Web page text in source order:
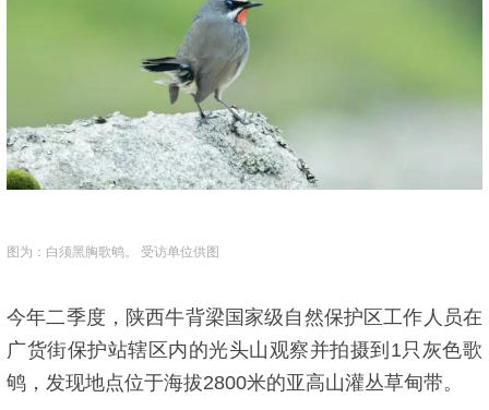
图为：白须黑胸歌鸲。 受访单位供图
今年二季度，陕西牛背梁国家级自然保护区工作人员在
广货街保护站辖区内的光头山观察并拍摄到1只灰色歌
鸲，发现地点位于海拔2800米的亚高山灌丛草甸带。